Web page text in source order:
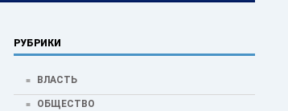
РУБРИКИ
ВЛАСТЬ
ОБЩЕСТВО